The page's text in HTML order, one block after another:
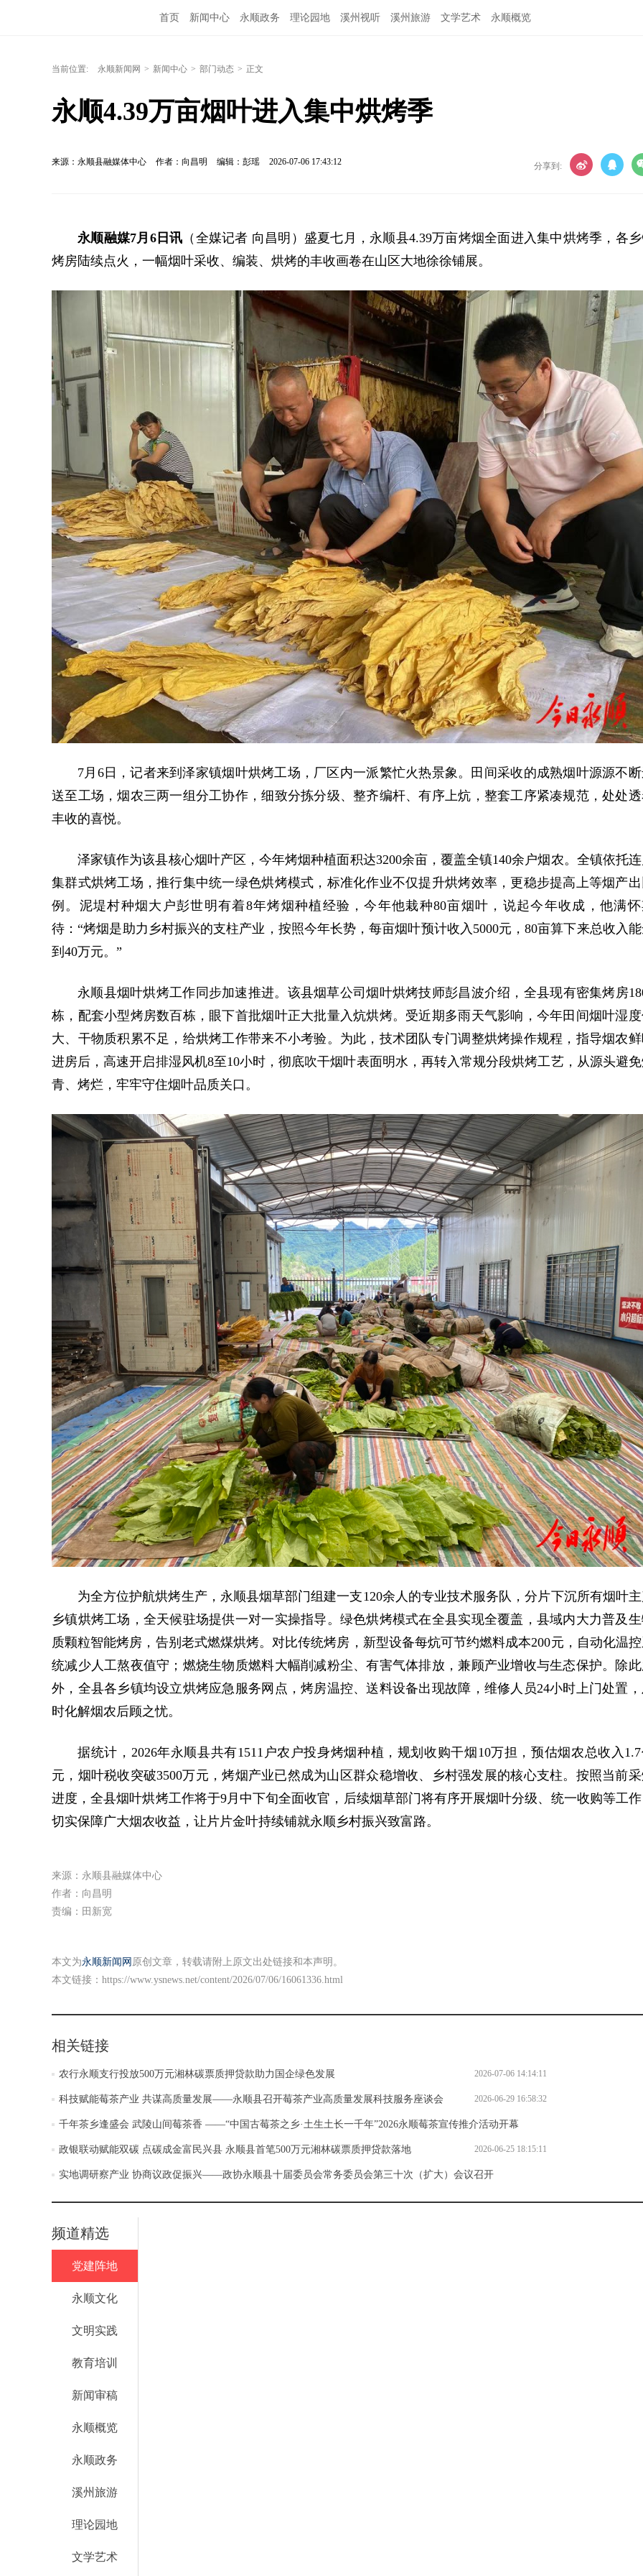
首页 新闻中心 永顺政务 理论园地 溪州视听 溪州旅游 文学艺术 永顺概览
当前位置: 永顺新闻网 > 新闻中心 > 部门动态 > 正文
永顺4.39万亩烟叶进入集中烘烤季
来源：永顺县融媒体中心 作者：向昌明 编辑：彭瑶 2026-07-06 17:43:12 分享到:
永顺融媒7月6日讯 （全媒记者 向昌明）盛夏七月，永顺县4.39万亩烤烟全面进入集中烘烤季，各
烤房陆续点火，一幅烟叶采收、编装、烘烤的丰收画卷在山区大地徐徐铺展。
7月6日，记者来到泽家镇烟叶烘烤工场，厂区内一派繁忙火热景象。田间采收的成熟烟叶源源不
送至工场，烟农三两一组分工协作，细致分拣分级、整齐编杆、有序上炕，整套工序紧凑规范，处处
丰收的喜悦。
泽家镇作为该县核心烟叶产区，今年烤烟种植面积达3200余亩，覆盖全镇140余户烟农。全镇依托
集群式烘烤工场，推行集中统一绿色烘烤模式，标准化作业不仅提升烘烤效率，更稳步提高上等烟产
例。泥堤村种烟大户彭世明有着8年烤烟种植经验，今年他栽种80亩烟叶，说起今年收成，他满
待：“烤烟是助力乡村振兴的支柱产业，按照今年长势，每亩烟叶预计收入5000元，80亩算下来总收入
到40万元。”
永顺县烟叶烘烤工作同步加速推进。该县烟草公司烟叶烘烤技师彭昌波介绍，全县现有密集烤房
栋，配套小型烤房数百栋，眼下首批烟叶正大批量入炕烘烤。受近期多雨天气影响，今年田间烟叶湿
大、干物质积累不足，给烘烤工作带来不小考验。为此，技术团队专门调整烘烤操作规程，指导烟农
进房后，高速开启排湿风机8至10小时，彻底吹干烟叶表面明水，再转入常规分段烘烤工艺，从源头避
青、烤烂，牢牢守住烟叶品质关口。
为全方位护航烘烤生产，永顺县烟草部门组建一支120余人的专业技术服务队，分片下沉所有烟叶
乡镇烘烤工场，全天候驻场提供一对一实操指导。绿色烘烤模式在全县实现全覆盖，县域内大力普及
质颗粒智能烤房，告别老式燃煤烘烤。对比传统烤房，新型设备每炕可节约燃料成本200元，自动化温
统减少人工熬夜值守；燃烧生物质燃料大幅削减粉尘、有害气体排放，兼顾产业增收与生态保护。除
外，全县各乡镇均设立烘烤应急服务网点，烤房温控、送料设备出现故障，维修人员24小时上门处置
时化解烟农后顾之忧。
据统计，2026年永顺县共有1511户农户投身烤烟种植，规划收购干烟10万担，预估烟农总收入
元，烟叶税收突破3500万元，烤烟产业已然成为山区群众稳增收、乡村强发展的核心支柱。按照当前
进度，全县烟叶烘烤工作将于9月中下旬全面收官，后续烟草部门将有序开展烟叶分级、统一收购等工
切实保障广大烟农收益，让片片金叶持续铺就永顺乡村振兴致富路。
来源：永顺县融媒体中心
作者：向昌明
责编：田新宽
本文为永顺新闻网 原创文章，转载请附上原文出处链接和本声明。
本文链接： https://www.ysnews.net/content/2026/07/06/16061336.html
相关链接
农行永顺支行投放500万元湘林碳票质押贷款助力国企绿色发展 2026-07-06 14:14:11
科技赋能莓茶产业 共谋高质量发展——永顺县召开莓茶产业高质量发展科技服务座谈会 2026-06-29 16:58:32
千年茶乡逢盛会 武陵山间莓茶香 ——“中国古莓茶之乡·土生土长一千年”2026永顺莓茶宣传推介活动开幕
2026-06-28 15:00:27
政银联动赋能双碳 点碳成金富民兴县 永顺县首笔500万元湘林碳票质押贷款落地 2026-06-25 18:15:11
实地调研察产业 协商议政促振兴——政协永顺县十届委员会常务委员会第三十次（扩大）会议召开
2026-06-18 20:29:22
频道精选
党建阵地
永顺文化
文明实践
教育培训
新闻审稿
永顺概览
永顺政务
溪州旅游
理论园地
文学艺术